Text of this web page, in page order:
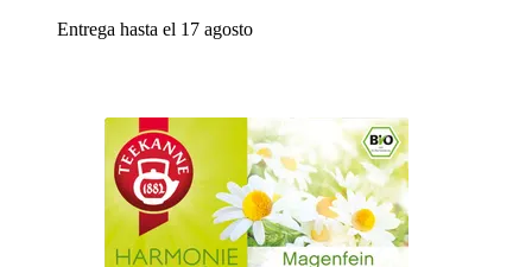
Entrega hasta el 17 agosto